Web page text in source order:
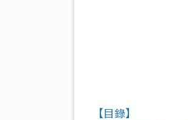
【目錄】